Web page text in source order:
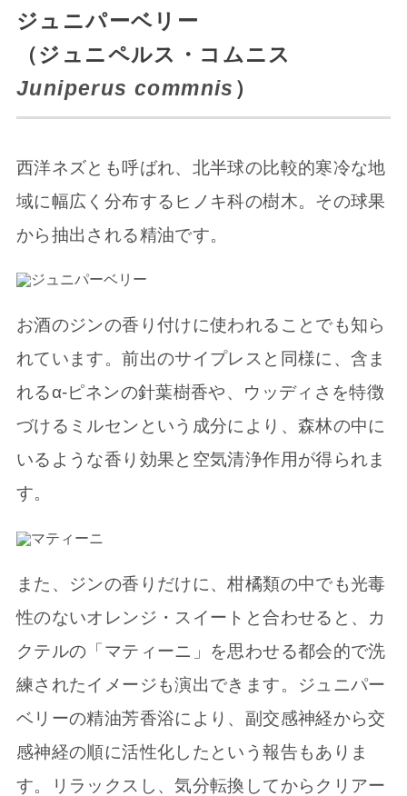
ジュニパーベリー
（ジュニペルス・コムニス
Juniperus commnis ）
西洋ネズとも呼ばれ、北半球の比較的寒冷な地
域に幅広く分布するヒノキ科の樹木。その球果
から抽出される精油です。
お酒のジンの香り付けに使われることでも知ら
れています。前出のサイプレスと同様に、含ま
れるα-ピネンの針葉樹香や、ウッディさを特徴
づけるミルセンという成分により、森林の中に
いるような香り効果と空気清浄作用が得られま
す。
また、ジンの香りだけに、柑橘類の中でも光毒
性のないオレンジ・スイートと合わせると、カ
クテルの「マティーニ」を思わせる都会的で洗
練されたイメージも演出できます。ジュニパー
ベリーの精油芳香浴により、副交感神経から交
感神経の順に活性化したという報告もありま
す。リラックスし、気分転換してからクリアー